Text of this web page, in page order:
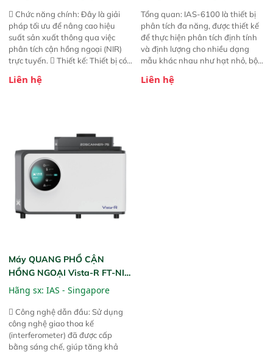
 Chức năng chính: Đây là giải
pháp tối ưu để nâng cao hiệu
suất sản xuất thông qua việc
phân tích cận hồng ngoại (NIR)
trực tuyến.  Thiết kế: Thiết bị có
hỗ trợ tản nhiệt tăng cường và đã
liệu để tăng chỉ số ROI cho doanh
nghiệp.
Liên hệ
Tổng quan: IAS-6100 là thiết bị
phân tích đa năng, được thiết kế
để thực hiện phân tích định tính
và định lượng cho nhiều dạng
mẫu khác nhau như hạt nhỏ, bột,
này cho phép bất kỳ ai cũng có
Liên hệ
Máy QUANG PHỔ CẬN
HỒNG NGOẠI Vista-R FT-NIR
(Vista-R FT-NIR Analyzer)
Hãng sx: IAS - Singapore
 Công nghệ dẫn đầu: Sử dụng
công nghệ giao thoa kế
(interferometer) đã được cấp
bằng sáng chế, giúp tăng khả